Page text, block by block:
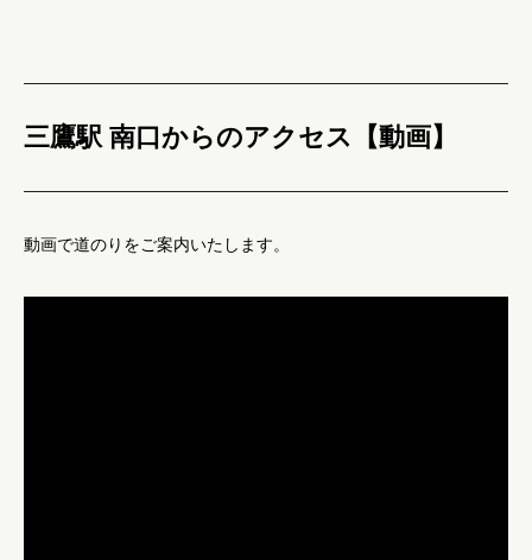
三鷹駅 南口からのアクセス【動画】
動画で道のりをご案内いたします。